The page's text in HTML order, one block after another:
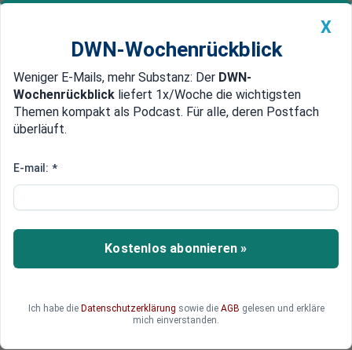
Newsticker MEIN DWN: Geldanlage Premium
Edelmetalle DWN-Magazin China
Digitaler Euro kommt: Fahrplan
Die Einführung des digitalen Euros rückt näher:
Die Finanzminister der Euro-Staaten haben in
Kopenhagen erste Eckpunkte für den digitalen
Datenschutz wird weiter heftig gestritten.
Digitaler Euro – was erwartet die Bürger?
X
DWN-Wochenrückblick
Weniger E-Mails, mehr Substanz: Der DWN-
Wochenrückblick liefert 1x/Woche die wichtigsten
Themen kompakt als Podcast. Für alle, deren Postfach
überläuft.
E-mail: *
Kostenlos abonnieren »
Ich habe die Datenschutzerklärung sowie die AGB gelesen und erkläre
mich einverstanden.